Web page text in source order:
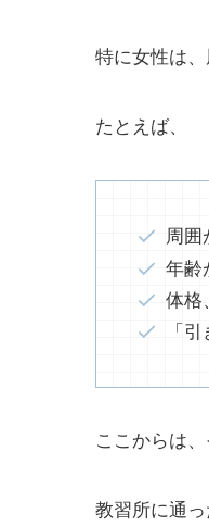
特に女性は
たとえば、
周囲
年齢
体格
「
ここからは
教習所に通